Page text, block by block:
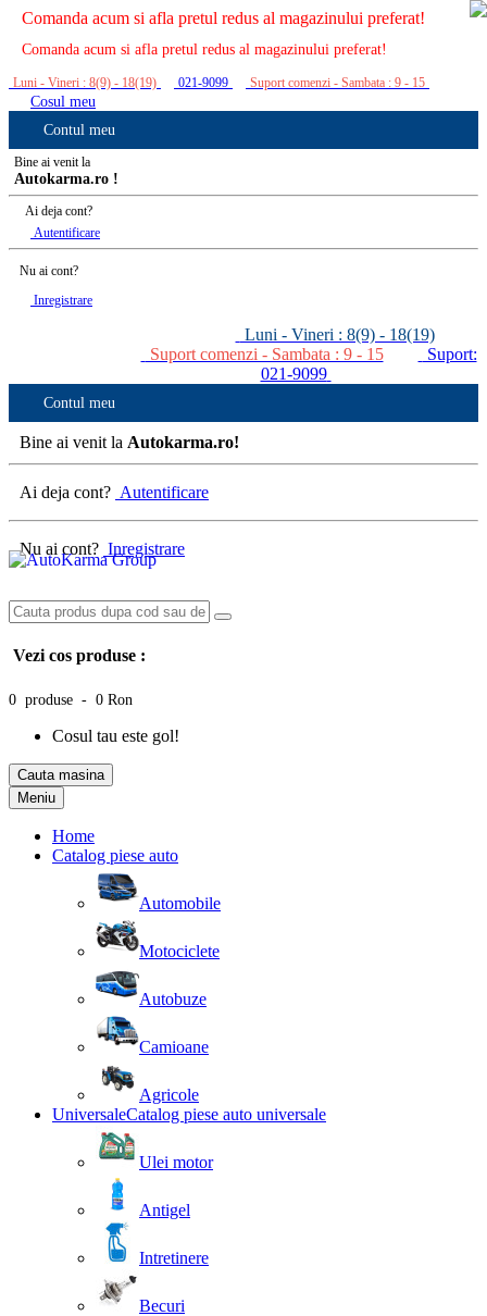
Comanda acum si afla pretul redus al magazinului preferat!
Comanda acum si afla pretul redus al magazinului preferat!
Luni - Vineri : 8(9) - 18(19) 021-9099 Suport comenzi - Sambata : 9 - 15
Cosul meu
Contul meu
Bine ai venit la
Autokarma.ro !
Ai deja cont?
Autentificare
Nu ai cont?
Inregistrare
Luni - Vineri : 8(9) - 18(19)
Suport comenzi - Sambata : 9 - 15
Suport:
021-9099
Contul meu
Bine ai venit la Autokarma.ro!
Ai deja cont? Autentificare
Nu ai cont? Inregistrare
Vezi cos produse :
0 produse - 0 Ron
Cosul tau este gol!
Cauta masina
Meniu
Home
Catalog piese auto
Automobile
Motociclete
Autobuze
Camioane
Agricole
UniversaleCatalog piese auto universale
Ulei motor
Antigel
Intretinere
Becuri